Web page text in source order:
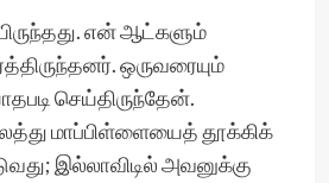
என் ஆட்களும்
ஒருவரையும்
செய்திருந்தேன்.
மாப்பிள்ளையைத் தூக்கிக்
இல்லாவிடில் அவனுக்கு